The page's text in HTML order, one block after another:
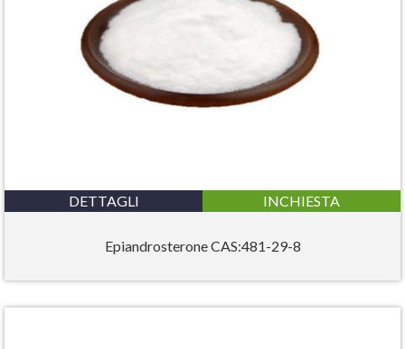
DETTAGLI INCHIESTA
Epiandrosterone CAS:481-29-8